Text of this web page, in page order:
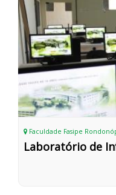
Faculdade Fasipe
Laboratório de